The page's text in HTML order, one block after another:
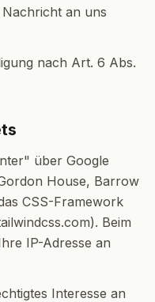
an uns
nach Art. 6 Abs.
über Google
House, Barrow
CSS-Framework
Beim
IP-Adresse an
Interesse an